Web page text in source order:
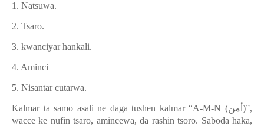
1. Natsuwa.
2. Tsaro.
3. kwanciyar hankali.
4. Aminci
5. Nisantar cutarwa.
Kalmar ta samo asali ne daga tushen kalmar “A-M-N (أمن )”,
wacce ke nufin tsaro, amincewa, da rashin tsoro. Saboda haka,